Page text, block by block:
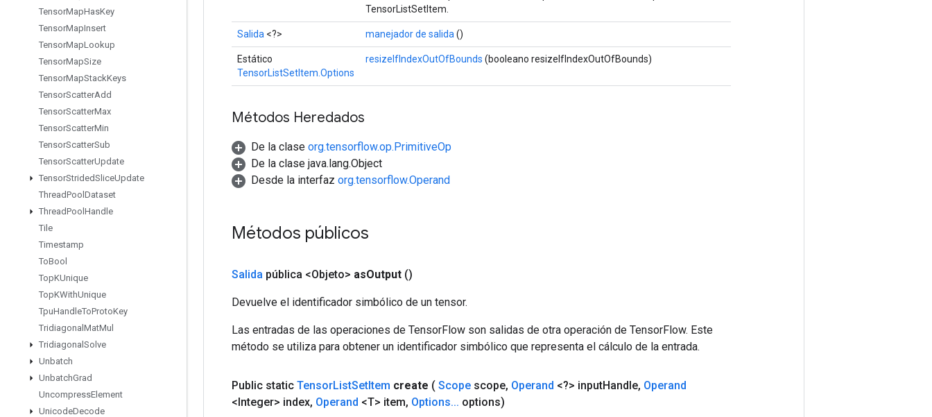
TensorMapHasKey
TensorMapInsert
TensorMapLookup
TensorMapSize
TensorMapStackKeys
TensorScatterAdd
TensorScatterMax
TensorScatterMin
TensorScatterSub
TensorScatterUpdate
TensorStridedSliceUpdate
ThreadPool Dataset
ThreadPool Handle
Tile
Timestamp
ToBool
TopKUnique
TopKWithUnique
TpuHandleToProtoKey
Tridiagonal MatMul
Tridiagonal Solve
Unbatch
UnbatchGrad
UncompressElement
UnicodeDecode
TensorListSetItem.
Salida <?> manejador de salida ()
Estático
TensorListSetItem.Options
resizeIfIndexOutOfBounds (booleano resizeIfIndexOutOfBounds)
Métodos Heredados
De la clase org.tensorflow.op.PrimitiveOp
De la clase java.lang.Object
Desde la interfaz org.tensorflow.Operand
Métodos públicos
Salida pública <Objeto> asOutput ()
Devuelve el identificador simbólico de un tensor.
Las entradas de las operaciones de TensorFlow son salidas de otra operación de TensorFlow. Este
método se utiliza para obtener un identificador simbólico que representa el cálculo de la entrada.
Public static TensorListSetItem create ( Scope scope, Operand <?> inputHandle, Operand
<Integer> index, Operand <T> item, Options... options)